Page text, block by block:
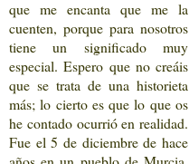
que me encanta que me la
cuenten, porque para nosotros
tiene un significado muy
especial. Espero que no creáis
que se trata de una historieta
más; lo cierto es que lo que os
he contado ocurrió en realidad.
Fue el 5 de diciembre de hace